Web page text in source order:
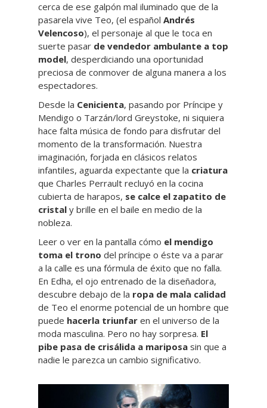
cerca de ese galpón mal iluminado que de la
pasarela vive Teo, (el español Andrés
Velencoso), el personaje al que le toca en
suerte pasar de vendedor ambulante a top
model, desperdiciando una oportunidad
preciosa de conmover de alguna manera a los
espectadores.
Desde la Cenicienta, pasando por Príncipe y
Mendigo o Tarzán/lord Greystoke, ni siquiera
hace falta música de fondo para disfrutar del
momento de la transformación. Nuestra
imaginación, forjada en clásicos relatos
infantiles, aguarda expectante que la criatura
que Charles Perrault recluyó en la cocina
cubierta de harapos, se calce el zapatito de
cristal y brille en el baile en medio de la
nobleza.
Leer o ver en la pantalla cómo el mendigo
toma el trono del príncipe o éste va a parar
a la calle es una fórmula de éxito que no falla.
En Edha, el ojo entrenado de la diseñadora,
descubre debajo de la ropa de mala calidad
de Teo el enorme potencial de un hombre que
puede hacerla triunfar en el universo de la
moda masculina. Pero no hay sorpresa. El
pibe pasa de crisálida a mariposa sin que a
nadie le parezca un cambio significativo.